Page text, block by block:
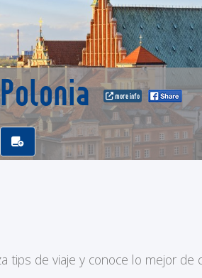
more info
tips de viaje y conoce lo mejor de